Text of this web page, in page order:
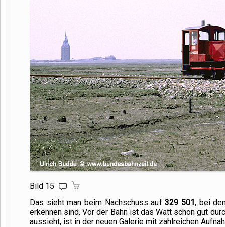
Bild 15
Das sieht man beim Nachschuss auf329 501, bei
erkennen sind. Vor der Bahn ist das Watt schon gut
aussieht, ist in der neuen Galerie mit zahlreichen